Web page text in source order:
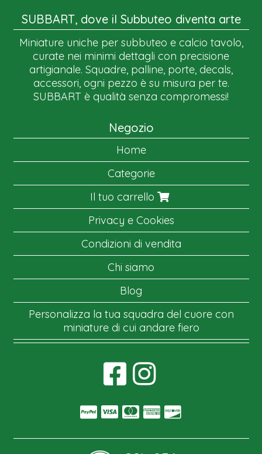
SUBBART, dove il Subbuteo diventa arte
Miniature uniche per subbuteo e calcio tavolo,
curate nei minimi dettagli con precisione
artigianale. Squadre, palline, porte, decals,
accessori, ogni pezzo è su misura per te.
SUBBART è qualità senza compromessi!
Negozio
Home
Categorie
Il tuo carrello
Privacy e Cookies
Condizioni di vendita
Chi siamo
Blog
Personalizza la tua squadra del cuore con
miniature di cui andare fiero